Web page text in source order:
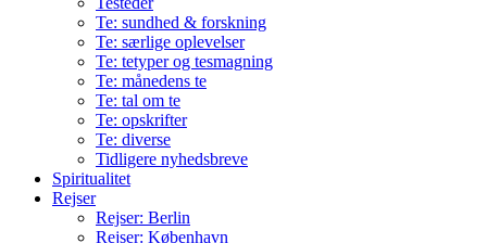
Te: sundhed & forskning
Te: særlige oplevelser
Te: tetyper og tesmagning
Te: månedens te
Te: tal om te
Te: opskrifter
Te: diverse
Tidligere nyhedsbreve
Spiritualitet
Rejser
Rejser: Berlin
Rejser: København